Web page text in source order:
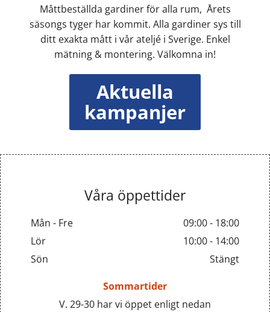
Måttbeställda gardiner för alla rum, Årets
säsongs tyger har kommit. Alla gardiner sys till
ditt exakta mått i vår ateljé i Sverige. Enkel
mätning & montering. Välkomna in!
Aktuella
kampanjer
Våra öppettider
Mån - Fre
09:00 - 18:00
Lör
10:00 - 14:00
Sön
Stängt
Sommartider
V. 29-30 har vi öppet enligt nedan